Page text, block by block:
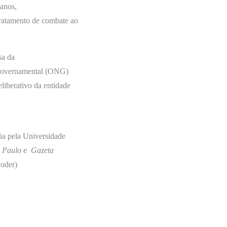
de combate ao
da
(ONG)
da entidade
pela Universidade
Paulo e Gazeta